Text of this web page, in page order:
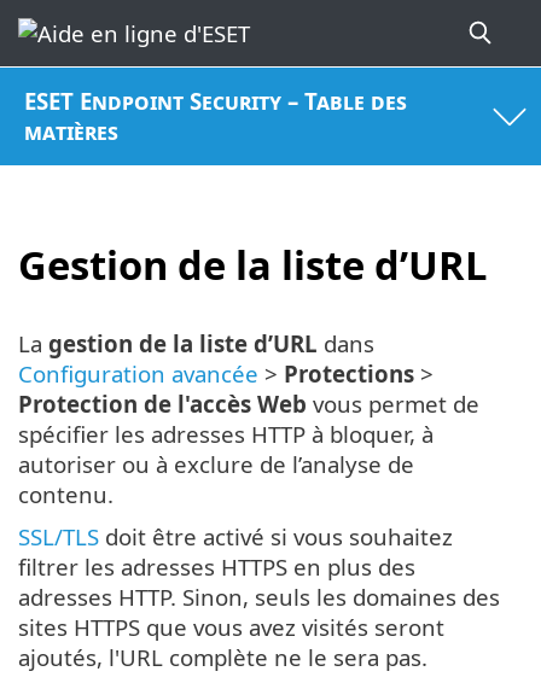
ESET Endpoint Security – Table des
matières
Gestion de la liste d’URL
La gestion de la liste d’URL dans
Configuration avancée > Protections >
Protection de l'accès Web vous permet de
spécifier les adresses HTTP à bloquer, à
autoriser ou à exclure de l’analyse de
contenu.
SSL/TLS doit être activé si vous souhaitez
filtrer les adresses HTTPS en plus des
adresses HTTP. Sinon, seuls les domaines des
sites HTTPS que vous avez visités seront
ajoutés, l'URL complète ne le sera pas.